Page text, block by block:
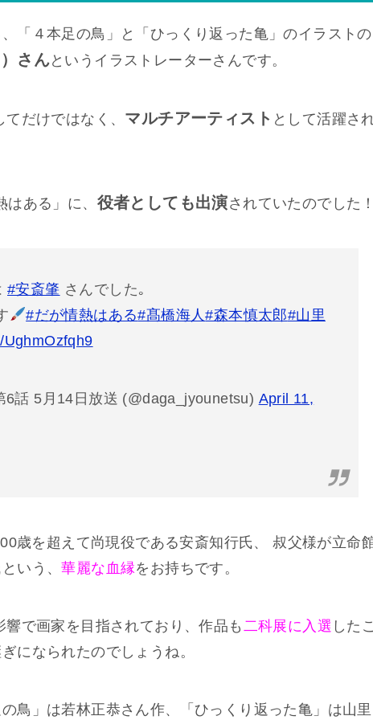
「４本足の鳥」と「ひっくり返った亀」のイラストの
さんというイラストレーターさんです。
だけではなく、 マルチアーティスト として活躍さ
ある」に、 役者としても出演されていたのでした
#安斎肇 さんでした｡
#だが情熱はある#髙橋海人#森本慎太郎#山里
話 5月14日放送 (@daga_jyounetsu) April 11,
歳を超えて尚現役である安斎知行氏、 叔父様が立命
いう、華麗な血縁をお持ちです。
で画家を目指されており、作品も 二科展に入選 した
になられたのでしょうね。
鳥」は若林正恭さん作、「ひっくり返った亀」は山里